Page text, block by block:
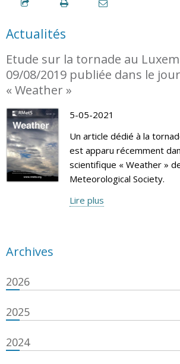
Actualités
Etude sur la tornade au
09/08/2019 publiée dans le
« Weather »
5-05-2021
Un article dédié à la
est apparu récemment
scientifique « Weather »
Meteorological Society.
Lire plus
Archives
2026
2025
2024